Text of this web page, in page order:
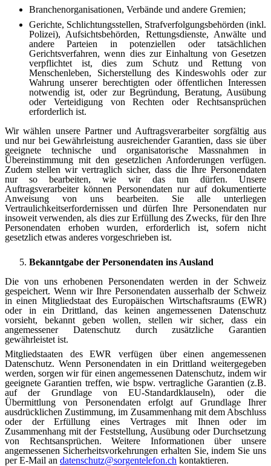
Branchenorganisationen, Verbände und andere Gremien;
Gerichte, Schlichtungsstellen, Strafverfolgungsbehörden (inkl.
Polizei), Aufsichtsbehörden, Rettungsdienste, Anwälte und
andere Parteien in potenziellen oder tatsächlichen
Gerichtsverfahren, wenn dies zur Einhaltung von Gesetzen
verpflichtet ist, dies zum Schutz und Rettung von
Menschenleben, Sicherstellung des Kindeswohls oder zur
Wahrung unserer berechtigten oder öffentlichen Interessen
notwendig ist, oder zur Begründung, Beratung, Ausübung
oder Verteidigung von Rechten oder Rechtsansprüchen
erforderlich ist.
Wir wählen unsere Partner und Auftragsverarbeiter sorgfältig aus
und nur bei Gewährleistung ausreichender Garantien, dass sie über
geeignete technische und organisatorische Massnahmen in
Übereinstimmung mit den gesetzlichen Anforderungen verfügen.
Zudem stellen wir vertraglich sicher, dass die Ihre Personendaten
nur so bearbeiten, wie wir das tun dürfen. Unsere
Auftragsverarbeiter können Personendaten nur auf dokumentierte
Anweisung von uns bearbeiten. Sie alle unterliegen
Vertraulichkeitserfordernissen und dürfen Ihre Personendaten nur
insoweit verwenden, als dies zur Erfüllung des Zwecks, für den Ihre
Personendaten erhoben wurden, erforderlich ist, sofern nicht
gesetzlich etwas anderes vorgeschrieben ist.
Bekanntgabe der Personendaten ins Ausland
Die von uns erhobenen Personendaten werden in der Schweiz
gespeichert. Wenn wir Ihre Personendaten ausserhalb der Schweiz
in einen Mitgliedstaat des Europäischen Wirtschaftsraums (EWR)
oder in ein Drittland, das keinen angemessenen Datenschutz
vorsieht, bekannt geben wollen, stellen wir sicher, dass ein
angemessener Datenschutz durch zusätzliche Garantien
gewährleistet ist.
Mitgliedstaaten des EWR verfügen über einen angemessenen
Datenschutz. Wenn Personendaten in ein Drittland weitergegeben
werden, sorgen wir für einen angemessenen Datenschutz, indem wir
geeignete Garantien treffen, wie bspw. vertragliche Garantien (z.B.
auf der Grundlage von EU-Standardklauseln), oder die
Übermittlung von Personendaten erfolgt auf Grundlage Ihrer
ausdrücklichen Zustimmung, im Zusammenhang mit dem Abschluss
oder der Erfüllung eines Vertrages mit Ihnen oder im
Zusammenhang mit der Feststellung, Ausübung oder Durchsetzung
von Rechtsansprüchen. Weitere Informationen über unsere
angemessenen Sicherheitsvorkehrungen erhalten Sie, indem Sie uns
per E-Mail an datenschutz​@​sorgentelefon.ch kontaktieren.